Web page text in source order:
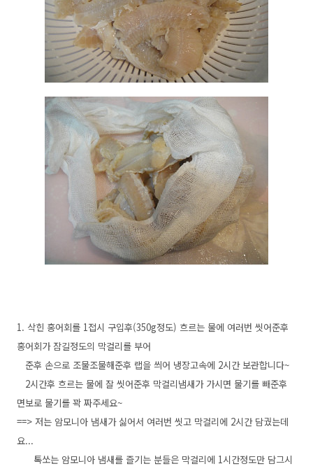
1. 삭힌 홍어회를 1접시 구입후(350g정도) 흐르는 물에 여러번 씻어준후
홍어회가 잠길정도의 막걸리를 부어
준후 손으로 조물조물해준후 랩을 씌어 냉장고속에 2시간 보관합니다~
2시간후 흐르는 물에 잘 씻어준후 막걸리냄새가 가시면 물기를 빼준후
면보로 물기를 꽉 짜주세요~
==> 저는 암모니아 냄새가 싫어서 여러번 씻고 막걸리에 2시간 담궜는데
요...
톡쏘는 암모니아 냄새를 즐기는 분들은 막걸리에 1시간정도만 담그시